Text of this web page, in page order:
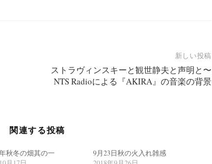
新しい投稿
ストラヴィンスキーと観世静夫と声明と〜
NTS Radioによる『AKIRA』の音楽の背景
関連する投稿
秋冬の畑其の一
9月23日秋の火入れ雑感